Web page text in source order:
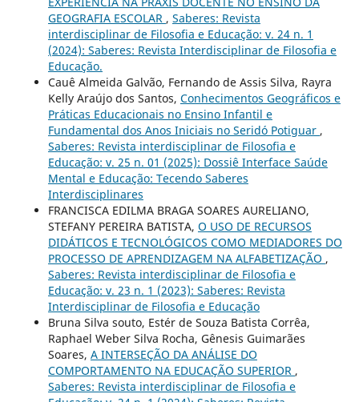
GEOGRAFIA ESCOLAR , Saberes: Revista
interdisciplinar de Filosofia e Educação: v. 24 n. 1
(2024): Saberes: Revista Interdisciplinar de Filosofia e
Educação.
Cauê Almeida Galvão, Fernando de Assis Silva, Rayra
Kelly Araújo dos Santos, Conhecimentos Geográficos e
Práticas Educacionais no Ensino Infantil e
Fundamental dos Anos Iniciais no Seridó Potiguar ,
Saberes: Revista interdisciplinar de Filosofia e
Educação: v. 25 n. 01 (2025): Dossiê Interface Saúde
Mental e Educação: Tecendo Saberes
Interdisciplinares
FRANCISCA EDILMA BRAGA SOARES AURELIANO,
STEFANY PEREIRA BATISTA, O USO DE RECURSOS
DIDÁTICOS E TECNOLÓGICOS COMO MEDIADORES DO
PROCESSO DE APRENDIZAGEM NA ALFABETIZAÇÃO ,
Saberes: Revista interdisciplinar de Filosofia e
Educação: v. 23 n. 1 (2023): Saberes: Revista
Interdisciplinar de Filosofia e Educação
Bruna Silva souto, Estér de Souza Batista Corrêa,
Raphael Weber Silva Rocha, Gênesis Guimarães
Soares, A INTERSEÇÃO DA ANÁLISE DO
COMPORTAMENTO NA EDUCAÇÃO SUPERIOR ,
Saberes: Revista interdisciplinar de Filosofia e